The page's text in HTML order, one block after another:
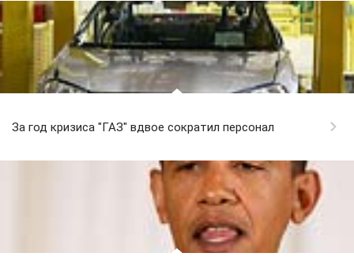
За год кризиса "ГАЗ" вдвое сократил персонал